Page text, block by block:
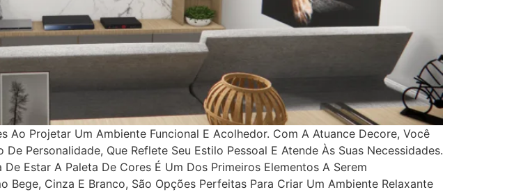
Ao Projetar Um Ambiente Funcional E Acolhedor. Com A Atuance Decore, Você
Personalidade, Que Reflete Seu Estilo Pessoal E Atende Às Suas Necessidades.
Estar A Paleta De Cores É Um Dos Primeiros Elementos A Serem
Bege, Cinza E Branco, São Opções Perfeitas Para Criar Um Ambiente Relaxante